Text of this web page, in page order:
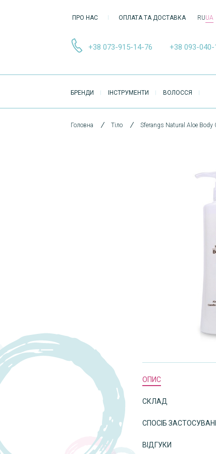
ПРО НАС ОПЛАТА ТА ДОСТАВКА RUUA
+38 073-915-14-76 +38 093-040-
НАВІҐАЦІЯ
БРЕНДИ ІНСТРУМЕНТИ ВОЛОССЯ
Головна Тіло Sferangs Natural Aloe Body
ОПИС
СКЛАД
СПОСІБ
ВІДГУКИ